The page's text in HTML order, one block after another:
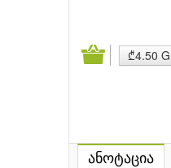
₾4.50
ანოტაცია